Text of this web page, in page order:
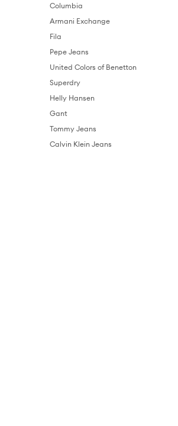
Columbia
Armani Exchange
Fila
Pepe Jeans
United Colors of Benetton
Superdry
Helly Hansen
Gant
Tommy Jeans
Calvin Klein Jeans